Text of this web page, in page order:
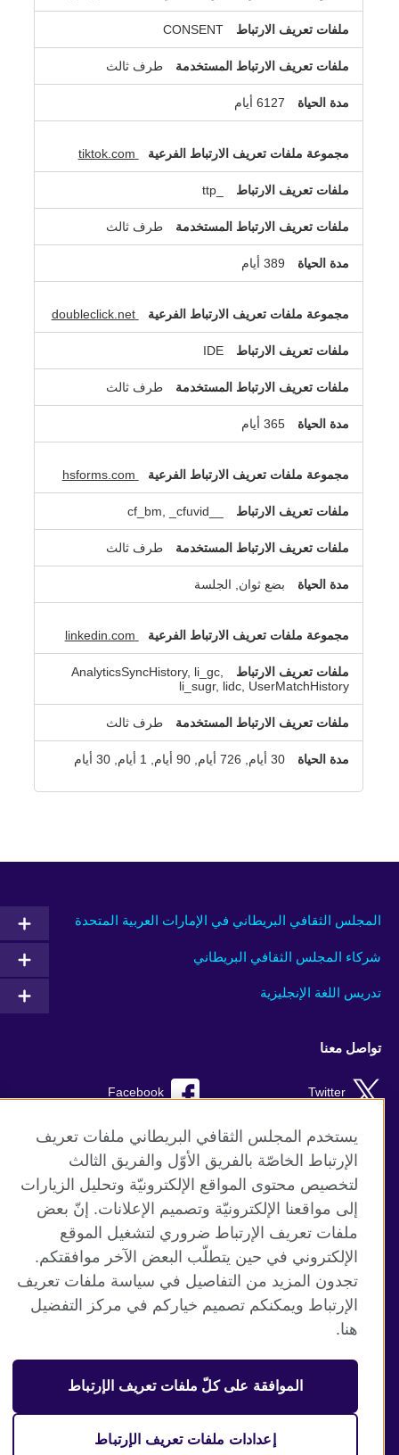
CONSENT
طرف ثالث
6127 أيام
_ttp
طرف ثالث
389 أيام
doubleclick.net
IDE
طرف ثالث
365 أيام
طرف ثالث
بضع ثوان, الجلسة
AnalyticsSyncHistory, li_gc,
li_sugr, lidc, UserMatchHistory
طرف ثالث
30 أيام, 726 أيام, 90 أيام, 1 أيام, 30 أيام
المجلس الثقافي البريطاني في الإمارات العربية المتحدة
شركاء المجلس الثقافي البريطاني
تدريس اللغة الإنجليزية
تواصل معنا
Facebook Twitter
Instagram RSS
TikTok
موقع المجلس الثقافي البريطاني العالمي
الخصوصية وشروط الاستخدام
ملفات تعريف الإرتباط
خريطة الموقع
منظمة المملكة المتحدة الدولية للعلاقات الثقافية والفرص
يستخدم المجلس الثقافي البريطاني ملفات تعريف
الإرتباط الخاصّة بالفريق الأوّل والفريق الثالث
لتخصيص محتوى المواقع الإلكترونيّة وتحليل الزيارات
إلى مواقعنا الإلكترونيّة وتصميم الإعلانات. إنّ بعض
ملفات تعريف الإرتباط ضروري لتشغيل الموقع
الإلكتروني في حين يتطلّب البعض الآخر موافقتكم.
تجدون المزيد من التفاصيل في سياسة ملفات تعريف
الإرتباط ويمكنكم تصميم خياركم في مركز التفضيل
هنا.
الموافقة على كلّ ملفات تعريف الإرتباط
إعدادات ملفات تعريف الإرتباط